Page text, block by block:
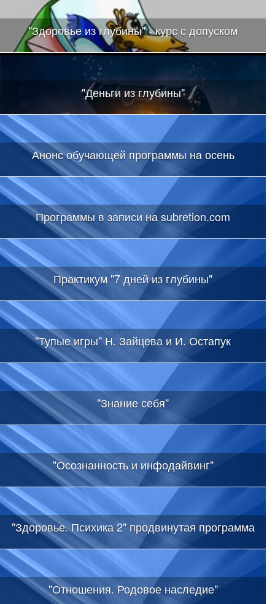
"Здоровье из глубины" - курс с допуском
"Деньги из глубины"
Анонс обучающей программы на осень
Программы в записи на subretion.com
Практикум "7 дней из глубины"
"Тупые игры" Н. Зайцева и И. Остапук
"Знание себя"
"Осознанность и инфодайвинг"
"Здоровье. Психика 2" продвинутая программа
"Отношения. Родовое наследие"